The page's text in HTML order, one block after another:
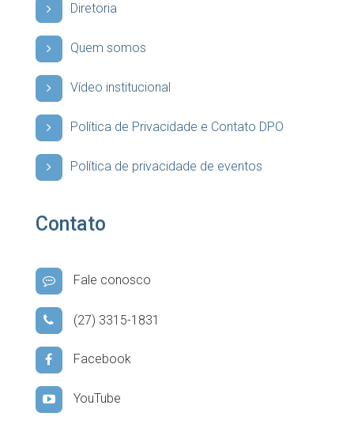
Diretoria
Quem somos
Vídeo institucional
Política de Privacidade e Contato DPO
Política de privacidade de eventos
Contato
Fale conosco
(27) 3315-1831
Facebook
YouTube